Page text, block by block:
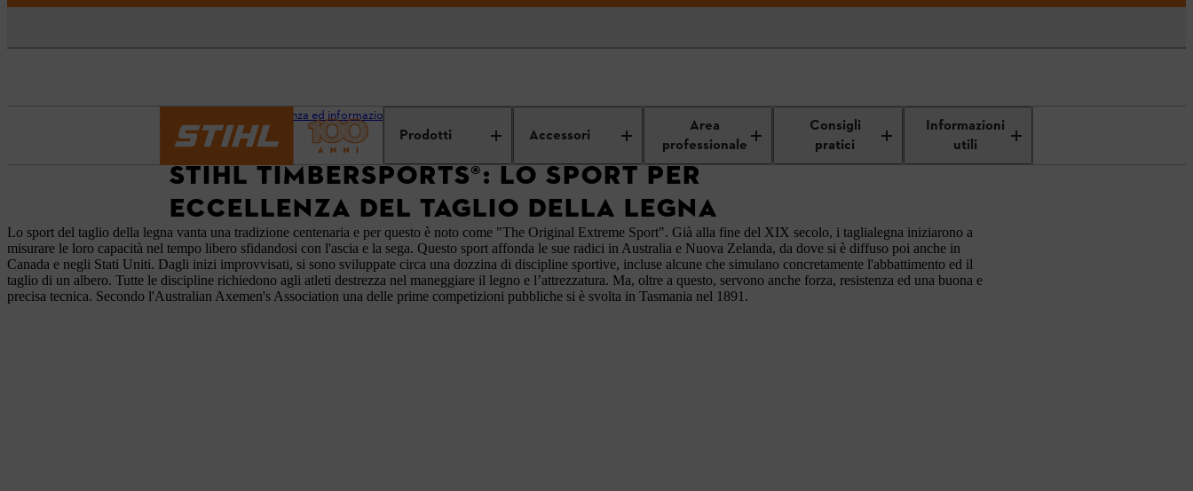
Prodotti Accessori
Area
professionale
Consigli
pratici
Informazioni
utili
Assistenza ed informazioni
STIHL TIMBERSPORTS®: LO SPORT PER
ECCELLENZA DEL TAGLIO DELLA LEGNA
Lo sport del taglio della legna vanta una tradizione centenaria e per questo è noto come "The Original Extreme Sport". Già alla fine del XIX secolo, i taglialegna iniziarono a
misurare le loro capacità nel tempo libero sfidandosi con l'ascia e la sega. Questo sport affonda le sue radici in Australia e Nuova Zelanda, da dove si è diffuso poi anche in
Canada e negli Stati Uniti. Dagli inizi improvvisati, si sono sviluppate circa una dozzina di discipline sportive, incluse alcune che simulano concretamente l'abbattimento ed il
taglio di un albero. Tutte le discipline richiedono agli atleti destrezza nel maneggiare il legno e l’attrezzatura. Ma, oltre a questo, servono anche forza, resistenza ed una buona e
precisa tecnica. Secondo l'Australian Axemen's Association una delle prime competizioni pubbliche si è svolta in Tasmania nel 1891.